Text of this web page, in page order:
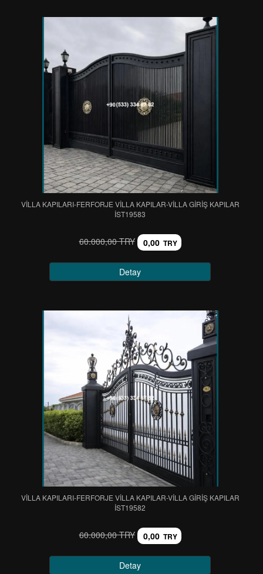
VİLLA KAPILARI-FERFORJE VİLLA KAPILAR-VİLLA GİRİŞ KAPILAR
IST19583
60.000,00 TRY 0,00 TRY
Detay
VİLLA KAPILARI-FERFORJE VİLLA KAPILAR-VİLLA GİRİŞ KAPILAR
IST19582
60.000,00 TRY 0,00 TRY
Detay